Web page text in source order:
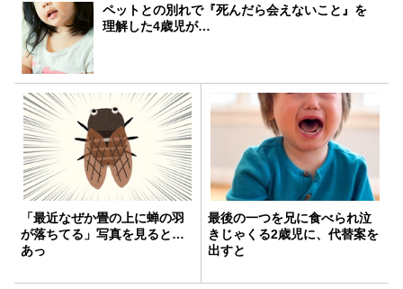
ペットとの別れで『死んだら会えないこと』を
理解した4歳児が…
「最近なぜか畳の上に蝉の羽
が落ちてる」写真を見ると…
あっ
最後の一つを兄に食べられ泣
きじゃくる2歳児に、代替案を
出すと